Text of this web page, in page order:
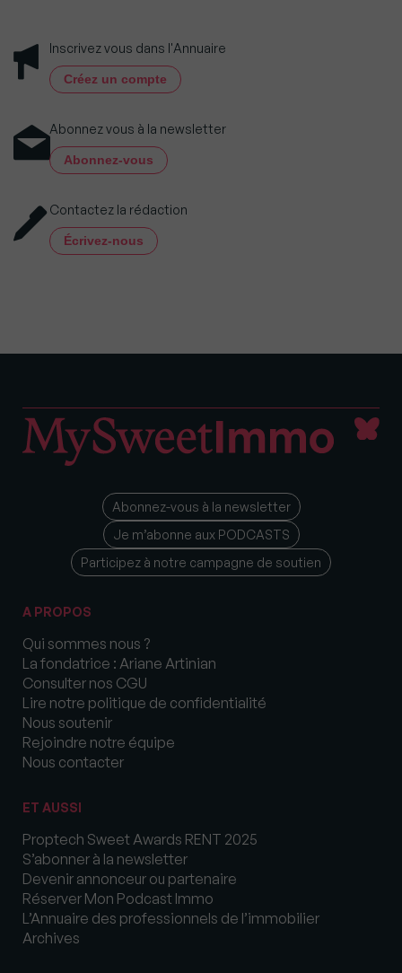
Inscrivez vous dans l'Annuaire
Créez un compte
Abonnez vous à la newsletter
Abonnez-vous
Contactez la rédaction
Écrivez-nous
Abonnez-vous à la newsletter
Je m’abonne aux PODCASTS
Participez à notre campagne de soutien
A PROPOS
Qui sommes nous ?
La fondatrice : Ariane Artinian
Consulter nos CGU
Lire notre politique de confidentialité
Nous soutenir
Rejoindre notre équipe
Nous contacter
ET AUSSI
Proptech Sweet Awards RENT 2025
S’abonner à la newsletter
Devenir annonceur ou partenaire
Réserver Mon Podcast Immo
L’Annuaire des professionnels de l’immobilier
Archives